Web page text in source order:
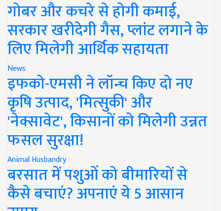
गोबर और कचरे से होगी कमाई,
सरकार खरीदेगी गैस, प्लांट लगाने के
लिए मिलेगी आर्थिक सहायता
News
इफको-एमसी ने लॉन्च किए दो नए
कृषि उत्पाद, 'मित्सुकी' और
'नेक्सावेट', किसानों को मिलेगी उन्नत
फसल सुरक्षा!
Animal Husbandry
बरसात में पशुओं को बीमारियों से
कैसे बचाएं? अपनाएं ये 5 आसान